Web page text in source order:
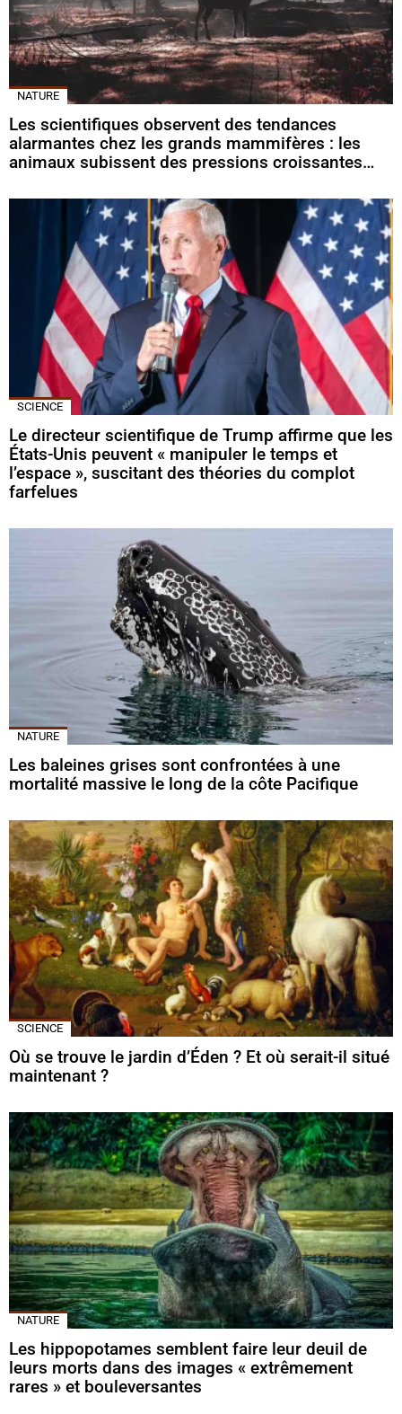
NATURE
Les scientifiques observent des tendances
alarmantes chez les grands mammifères : les
animaux subissent des pressions croissantes…
SCIENCE
Le directeur scientifique de Trump affirme que les
États-Unis peuvent « manipuler le temps et
l’espace », suscitant des théories du complot
farfelues
NATURE
Les baleines grises sont confrontées à une
mortalité massive le long de la côte Pacifique
SCIENCE
Où se trouve le jardin d’Éden ? Et où serait-il situé
maintenant ?
NATURE
Les hippopotames semblent faire leur deuil de
leurs morts dans des images « extrêmement
rares » et bouleversantes